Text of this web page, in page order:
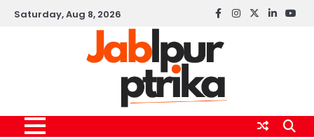
SkipSaturday, Aug 8, 2026 Facebook
instagram
twitterlinkedin